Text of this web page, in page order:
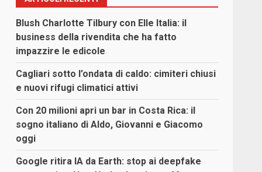
Blush Charlotte Tilbury con Elle Italia: il
business della rivendita che ha fatto
impazzire le edicole
Cagliari sotto l’ondata di caldo: cimiteri chiusi
e nuovi rifugi climatici attivi
Con 20 milioni apri un bar in Costa Rica: il
sogno italiano di Aldo, Giovanni e Giacomo
oggi
Google ritira IA da Earth: stop ai deepfake